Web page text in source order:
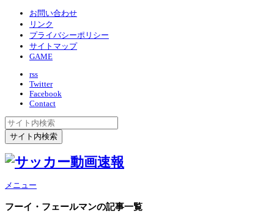
お問い合わせ
リンク
プライバシーポリシー
サイトマップ
GAME
rss
Twitter
Facebook
Contact
メニュー
フーイ・フェールマンの記事一覧